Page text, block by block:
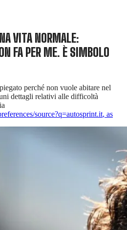
VITA NORMALE:
FA PER ME. È SIMBOLO
perché non vuole abitare nel
dettagli relativi alle difficoltà
source?q=autosprint.it, as